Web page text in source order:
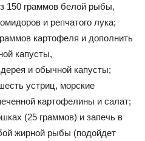
150 граммов белой рыбы,
и репчатого лука;
картофеля и дополнить
капусты,
и обычной капусты;
устриц, морские
картофелины и салат;
(25 граммов) и запечь в
жирной рыбы (подойдет